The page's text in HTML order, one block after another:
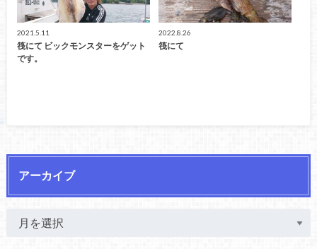
2021.5.11
筏にて ビックモンスターをゲット
です。
2022.8.26
筏にて
アーカイブ